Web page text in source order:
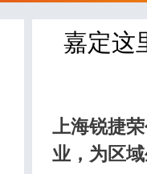
嘉定这
上海锐捷
业，为区